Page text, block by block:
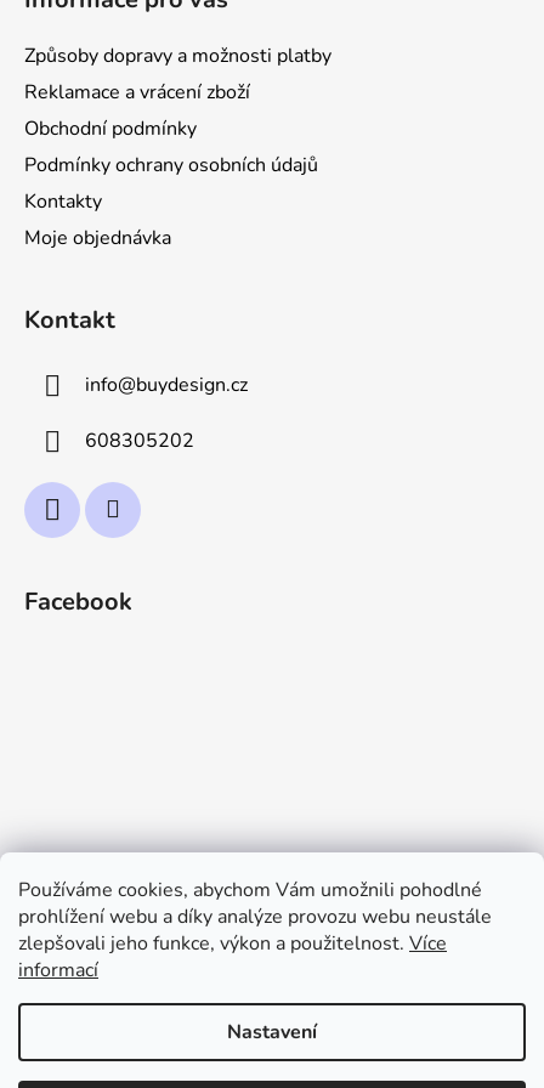
Používáme cookies, abychom Vám umožnili pohodlné
prohlížení webu a díky analýze provozu webu neustále
zlepšovali jeho funkce, výkon a použitelnost. Více
informací
Nastavení
Způsoby dopravy a možnosti platby
Reklamace a vrácení zboží
Obchodní podmínky
Podmínky ochrany osobních údajů
Kontakty
Moje objednávka
Kontakt
info@buydesign.cz
608305202
Facebook